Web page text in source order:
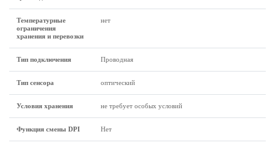
Температурные
ограничения
хранения и перевозки
нет
Тип подключения Проводная
Тип сенсора оптический
Условия хранения не требует особых условий
Функция смены DPI Нет